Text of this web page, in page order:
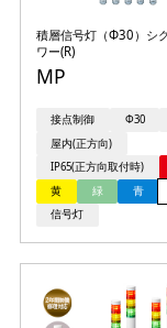
積層信号灯（Φ30）シ
ワー(R)
MP
接点制御 Φ30
屋内(正方向)
IP65(正方向取付時)
黄
緑 青
信号灯